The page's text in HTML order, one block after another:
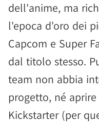
dell'anime, ma
l'epoca d'oro dei
Capcom e Super
dal titolo stesso.
team non abbia
progetto, né
Kickstarter (per